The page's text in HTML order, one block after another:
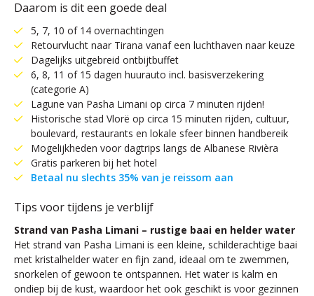
Daarom is dit een goede deal
5, 7, 10 of 14 overnachtingen
Retourvlucht naar Tirana vanaf een luchthaven naar keuze
Dagelijks uitgebreid ontbijtbuffet
6, 8, 11 of 15 dagen huurauto incl. basisverzekering
(categorie A)
Lagune van Pasha Limani op circa 7 minuten rijden!
Historische stad Vlorë op circa 15 minuten rijden, cultuur,
boulevard, restaurants en lokale sfeer binnen handbereik
Mogelijkheden voor dagtrips langs de Albanese Rivièra
Gratis parkeren bij het hotel
Betaal nu slechts 35% van je reissom aan
Tips voor tijdens je verblijf
Strand van Pasha Limani – rustige baai en helder water
Het strand van Pasha Limani is een kleine, schilderachtige baai
met kristalhelder water en fijn zand, ideaal om te zwemmen,
snorkelen of gewoon te ontspannen. Het water is kalm en
ondiep bij de kust, waardoor het ook geschikt is voor gezinnen